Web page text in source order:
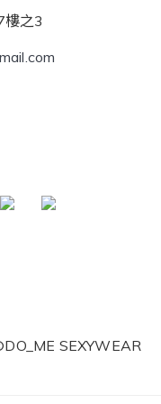
樓之3
SEXYWEAR